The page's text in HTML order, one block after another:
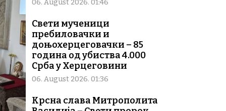
06. August 2026. 01:46
Свети мученици
пребиловачки и
доњохерцеговачки – 85
година од убиства 4.000
Срба у Херцеговини
06. August 2026. 01:36
Крсна слава Митрополита